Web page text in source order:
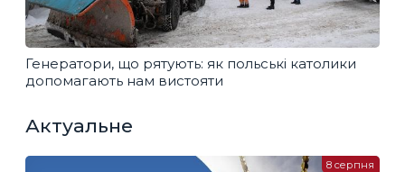
Генератори, що рятують: як польські католики
допомагають нам вистояти
Актуальне
8 серпня